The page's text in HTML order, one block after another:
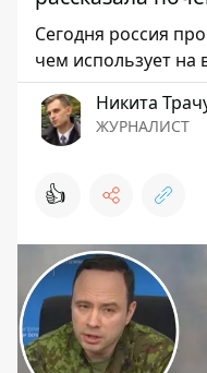
Сегодня россия
чем использует на
Никита
ЖУРНАЛИСТ
👍